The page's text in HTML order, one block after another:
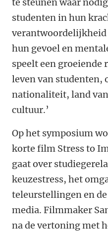
te steunen waar
studenten in hun
verantwoordelijkheid
hun gevoel en
speelt een groeiende
leven van studenten,
nationaliteit, land
cultuur.’
Op het symposium
korte film Stress to
gaat over
keuzestress, het
teleurstellingen en
media. Filmmaker
na de vertoning met